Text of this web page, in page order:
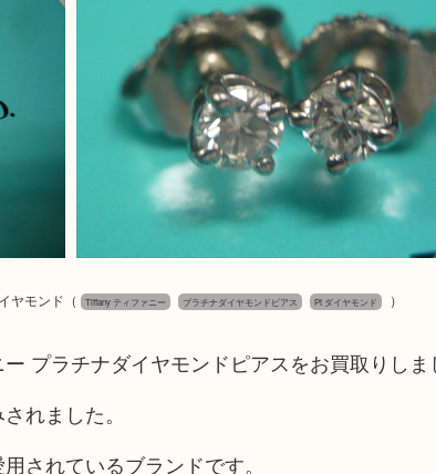
ヤモンド （ Tiffany ティファニー プラチナダイヤモンドピアス Pt ダイヤモンド
）
プラチナダイヤモンドピアスをお買取りしま
れました。
されているブランドです。